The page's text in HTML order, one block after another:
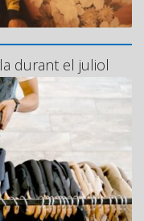
durant el juliol